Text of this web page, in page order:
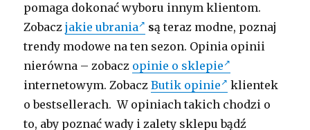
pomaga dokonać wyboru innym klientom.
Zobaczjakie ubrania są teraz modne, poznaj
trendy modowe na ten sezon. Opinia opinii
nierówna – zobacz opinie o sklepie
internetowym. ZobaczButik opinie
klientek
o bestsellerach. W opiniach takich chodzi o
to, aby poznać wady i zalety sklepu bądź